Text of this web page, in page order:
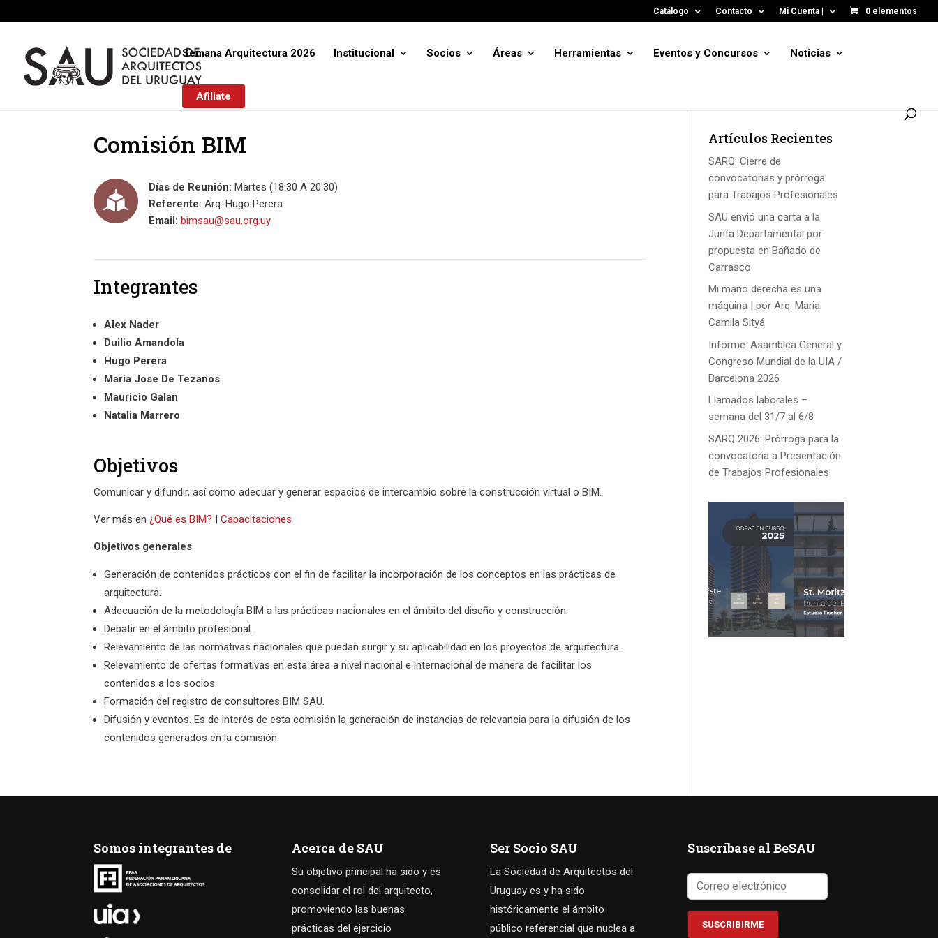
Catálogo Contacto Mi Cuenta | 0 elementos
Semana Arquitectura 2026 Institucional Socios Áreas Herramientas Eventos y Concursos Noticias
Afiliate
Comisión BIM
Días de Reunión:Martes (18:30 A 20:30)
Referente: Arq. Hugo Perera
Email:bimsau@sau.org.uy
Integrantes
Alex Nader
Duilio Amandola
Hugo Perera
Maria Jose De Tezanos
Mauricio Galan
Natalia Marrero
Objetivos
Comunicar y difundir, así como adecuar y generar espacios de intercambio sobre la construcción virtual o BIM.
Ver más en¿Qué es BIM? |Capacitaciones
Objetivos generales
Generación de contenidos prácticos con el fin de facilitar la incorporación de los conceptos en las prácticas de
arquitectura.
Adecuación de la metodología BIM a las prácticas nacionales en el ámbito del diseño y construcción.
Debatir en el ámbito profesional.
Relevamiento de las normativas nacionales que puedan surgir y su aplicabilidad en los proyectos de arquitectura.
Relevamiento de ofertas formativas en esta área a nivel nacional e internacional de manera de facilitar los
contenidos a los socios.
Formación del registro de consultores BIM SAU.
Difusión y eventos. Es de interés de esta comisión la generación de instancias de relevancia para la difusión de los
contenidos generados en la comisión.
Artículos Recientes
SARQ: Cierre de
convocatorias y prórroga
para Trabajos Profesionales
SAU envió una carta a la
Junta Departamental por
propuesta en Bañado de
Carrasco
Mi mano derecha es una
máquina | por Arq. Maria
Camila Sityá
Informe: Asamblea General y
Congreso Mundial de la UIA /
Barcelona 2026
Llamados laborales –
semana del 31/7 al 6/8
SARQ 2026: Prórroga para la
convocatoria a Presentación
de Trabajos Profesionales
Somos integrantes de Acerca de SAU
Su objetivo principal ha sido y es
consolidar el rol del arquitecto,
promoviendo las buenas
prácticas del ejercicio
Ser Socio SAU
La Sociedad de Arquitectos del
Uruguay es y ha sido
históricamente el ámbito
público referencial que nuclea a
Suscríbase al BeSAU